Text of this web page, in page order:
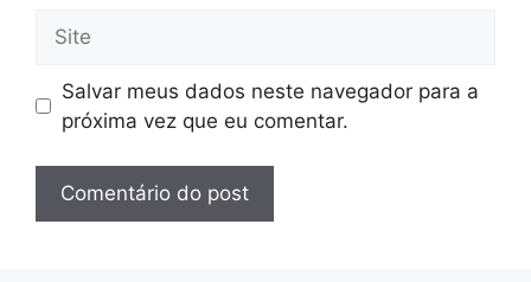
Salvar meus dados neste navegador para a
próxima vez que eu comentar.